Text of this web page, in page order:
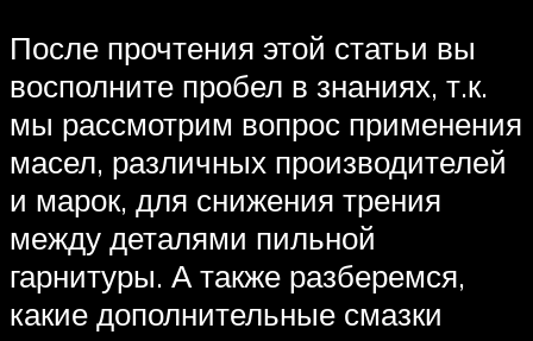
После прочтения этой статьи вы
восполните пробел в знаниях, т.к.
мы рассмотрим вопрос применения
масел, различных производителей
и марок, для снижения трения
между деталями пильной
гарнитуры. А также разберемся,
какие дополнительные смазки